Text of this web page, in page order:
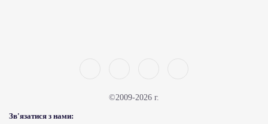
©2009-2026 г.
Зв'язатися з нами: